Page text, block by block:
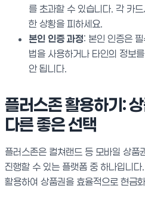
를 초과할 수 있습니다. 각 카
한 상황을 피하세요.
본인 인증 과정: 본인 인증은
법을 사용하거나 타인의 정보
안 됩니다.
플러스존 활용하기:
다른 좋은 선택
플러스존은 컬쳐랜드 등 모바일 상품
진행할 수 있는 플랫폼 중 하나입니
활용하여 상품권을 효율적으로 현금